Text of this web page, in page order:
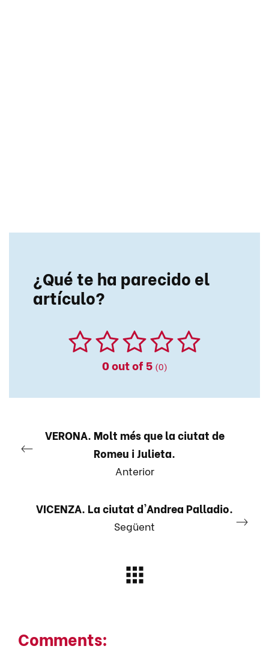
¿Qué te ha parecido el
artículo?
0out of 5 (0)
VERONA. Molt més que la ciutat de
Romeu i Julieta.
Anterior
VICENZA. La ciutat d'Andrea Palladio.
Següent
Comments: